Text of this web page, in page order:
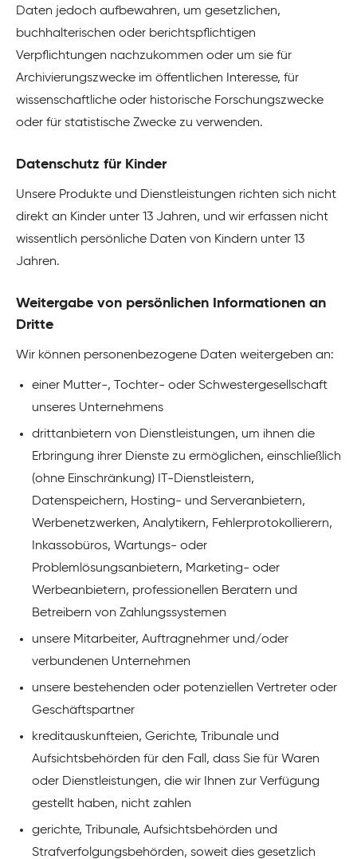
Daten jedoch aufbewahren, um gesetzlichen,
buchhalterischen oder berichtspflichtigen
Verpflichtungen nachzukommen oder um sie für
Archivierungszwecke im öffentlichen Interesse, für
wissenschaftliche oder historische Forschungszwecke
oder für statistische Zwecke zu verwenden.
Datenschutz für Kinder
Unsere Produkte und Dienstleistungen richten sich nicht
direkt an Kinder unter 13 Jahren, und wir erfassen nicht
wissentlich persönliche Daten von Kindern unter 13
Jahren.
Weitergabe von persönlichen Informationen an
Dritte
Wir können personenbezogene Daten weitergeben an:
einer Mutter-, Tochter- oder Schwestergesellschaft
unseres Unternehmens
drittanbietern von Dienstleistungen, um ihnen die
Erbringung ihrer Dienste zu ermöglichen, einschließlich
(ohne Einschränkung) IT-Dienstleistern,
Datenspeichern, Hosting- und Serveranbietern,
Werbenetzwerken, Analytikern, Fehlerprotokollierern,
Inkassobüros, Wartungs- oder
Problemlösungsanbietern, Marketing- oder
Werbeanbietern, professionellen Beratern und
Betreibern von Zahlungssystemen
unsere Mitarbeiter, Auftragnehmer und/oder
verbundenen Unternehmen
unsere bestehenden oder potenziellen Vertreter oder
Geschäftspartner
kreditauskunfteien, Gerichte, Tribunale und
Aufsichtsbehörden für den Fall, dass Sie für Waren
oder Dienstleistungen, die wir Ihnen zur Verfügung
gestellt haben, nicht zahlen
gerichte, Tribunale, Aufsichtsbehörden und
Strafverfolgungsbehörden, soweit dies gesetzlich